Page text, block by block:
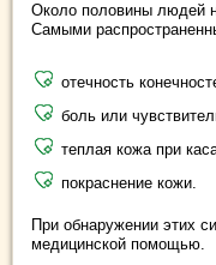
Около половины людей
Самыми
отечность
боль или
теплая кожа при
покраснение кожи.
При обнаружении этих
медицинской помощью.